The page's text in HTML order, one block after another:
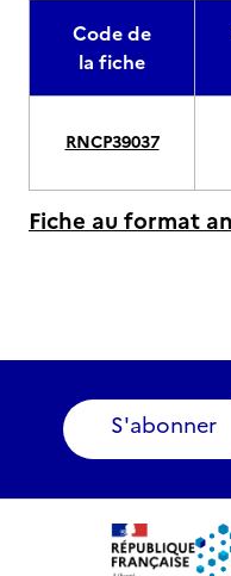
Code de
la fiche
RNCP39037
Fiche au format
S'abonner